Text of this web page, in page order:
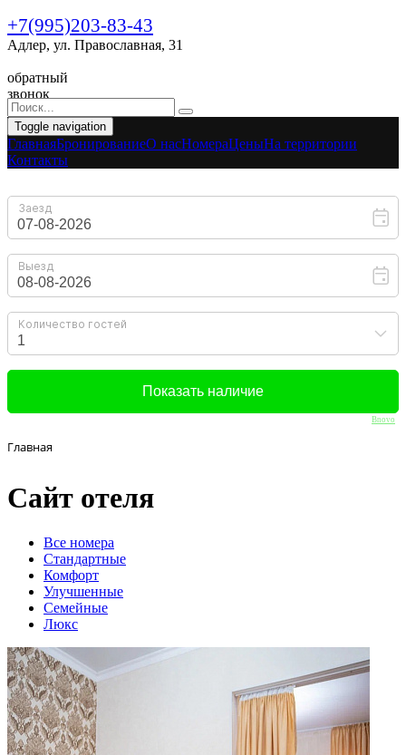
+7(995)203-83-43
Адлер, ул. Православная, 31
обратный
звонок
Toggle navigation
ГлавнаяБронированиеO насНомераЦеныНа территории
Контакты
Bnovo
Главная
Сайт отеля
Вcе номера
Стандартные
Комфорт
Улучшенные
Семейные
Люкс